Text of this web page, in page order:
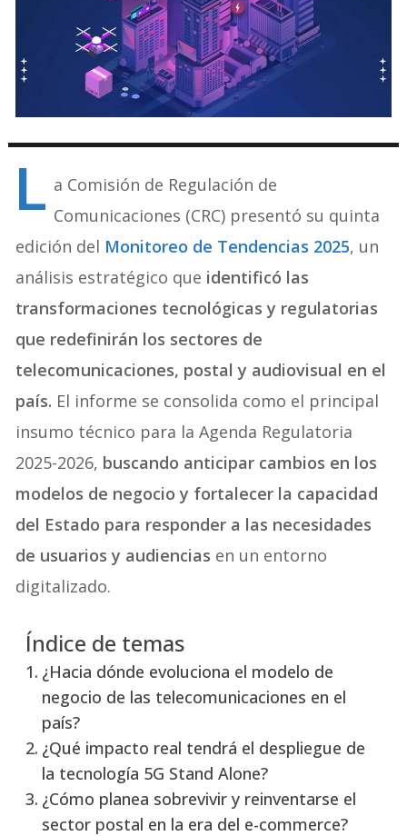
L a Comisión de Regulación de
Comunicaciones (CRC) presentó su quinta
edición del Monitoreo de Tendencias 2025, un
análisis estratégico que identificó las
transformaciones tecnológicas y regulatorias
que redefinirán los sectores de
telecomunicaciones, postal y audiovisual en el
país. El informe se consolida como el principal
insumo técnico para la Agenda Regulatoria
2025-2026, buscando anticipar cambios en los
modelos de negocio y fortalecer la capacidad
del Estado para responder a las necesidades
de usuarios y audiencias en un entorno
digitalizado.
Índice de temas
¿Hacia dónde evoluciona el modelo de
negocio de las telecomunicaciones en el
país?
¿Qué impacto real tendrá el despliegue de
la tecnología 5G Stand Alone?
¿Cómo planea sobrevivir y reinventarse el
sector postal en la era del e-commerce?